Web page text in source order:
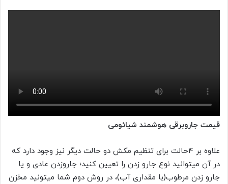
قیمت جاروبرقی هوشمند شیائومی
علاوه بر 4حالت برای تنظیم مکش دو حالت دیگر نیز وجود دارد که
در آن میتوانید نوع جارو زدن را تعیین کنید؛ جاروزدن عادی و یا
جارو زدن مرطوب(با مقداری آب)، در روش دوم شما میتونید مخزن